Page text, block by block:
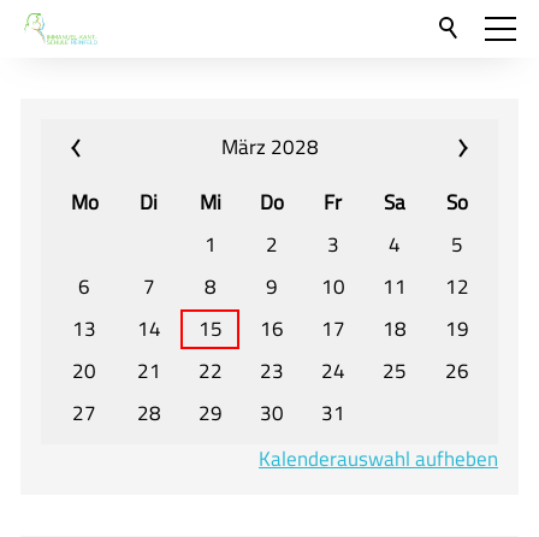
Neu hier?
Für Eltern und Schüler
Veranstaltungen und Termine
Unser Unterricht - Fachcurricula
Unsere Konzepte
Downloads
Unter-, Mittel und Oberstufe
März 2028
Mo
Di Mi Do Fr Sa
So
1
2 3 4
5
6
7 8 9 10 11
12
13
14 15 16 17 18
19
20
21 22 23 24 25
26
27
28 29 30
31
Kalenderauswahl aufheben